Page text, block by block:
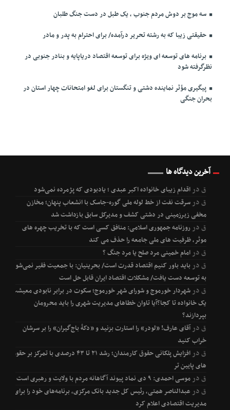
سه موج بر دوش مردم جنوب ، یک طبل در دست جنگ طلبان
حقیقتی زیبا که به رشته تحریر درآمده/ برای احترام به پدر و مادر
برنامه های توسعه ای ویژه برای توسعه اقتصاد دریاپایه و بنادر جنوبی در
نظرگرفته شود
پیگیری مؤثر نماینده دشتی و تنگستان برای لغو امتحانات چهار استان در
بحران جنگی
آخرین دیدگاه ها
قدراقدام زیبای خانواده اکبر عبدی ؛ یادبودی که پژمرده نمی‌شود
قدرسرقت نفت از خط لوله ملی گوره-جاسک با انشعاب پنهان؛ مخازن
مخفی زیرزمینی در دشتی کشف و مدیرکل سابق بازداشت شد
قدرروزنامه جمهوری اسلامی: منافق کسی است که با تخریب چهره های
موثر، ظرفیت های ملی جامعه را حذف می کند
قدرامام خمینی مرد صلح یا مرد جنگ ؟
قدرباید باور کنیم اقتصاد قدرت است/ بحرینیان: با جمعیت فقیر نمی‌شود
به توسعه دست یافت/ مشکلات اقتصاد ایران قابل حل است
قدرشهردار خورموج و شورای شهر خورموج؛ سکوت در برابر نابودی معیشت
یک خانواده تا کجا؟آیا تاوان خطاهای مدیریت شهری را باید محرومان
بپردازند؟
قدرآقای عارف! «لودر» را استارت بزنید و «دکۀ باج‌گیران» را بر سرشان
خراب کنید
قدر
افزایش پلکانی حقوق کارمندان؛ رشد ۲۱ تا ۴۳ درصدی با تمرکز بر حقوق
های پایین تر
قدرموسی احمدی: ۹ دی نماد پیوند آگاهانه مردم با ولایت و رهبری است
قدر عبدالناصر همتی، رئیس کل جدید بانک مرکزی، برنامه‌های خود را برای
مدیریت اقتصادی اعلام کرد